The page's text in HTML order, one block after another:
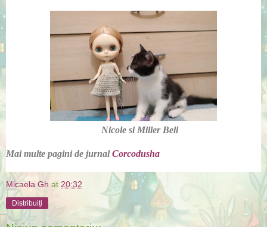
Nicole si Miller Bell
Mai multe pagini de jurnalCorcodusha
Micaela Gh at 20:32
Distribuiți